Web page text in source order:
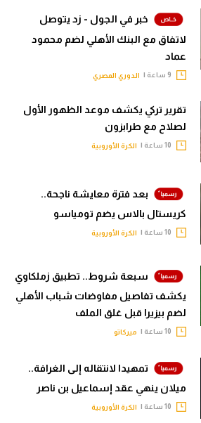
خبر في الجول - زد يتوصل
لاتفاق مع البنك الأهلي لضم محمود
عماد
الدوري المصري
تقرير تركي يكشف موعد الظهور الأول
لصلاح مع طرابزون
الكرة الأوروبية
بعد فترة معايشة ناجحة..
كريستال بالاس يضم تومياسو
الكرة الأوروبية
سبعة شروط.. تطبيق زملكاوي
يكشف تفاصيل مفاوضات شباب الأهلي
لضم بيزيرا قبل غلق الملف
ميركاتو
تمهيدا لانتقاله إلى الغرافة..
ميلان ينهي عقد إسماعيل بن ناصر
الكرة الأوروبية